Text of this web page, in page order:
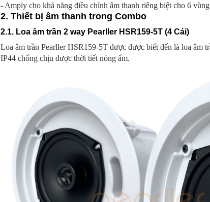
- Amply cho khả năng điều chỉnh âm thanh riêng biệt cho 6
2. Thiết bị âm thanh trong Combo
2.1. Loa âm trần 2 way Pearller HSR159-5T (4 Cái)
Loa âm trần Pearller HSR159-5T được được biết đến là loa âm
IP44 chống chịu được thời tiết nóng ẩm.